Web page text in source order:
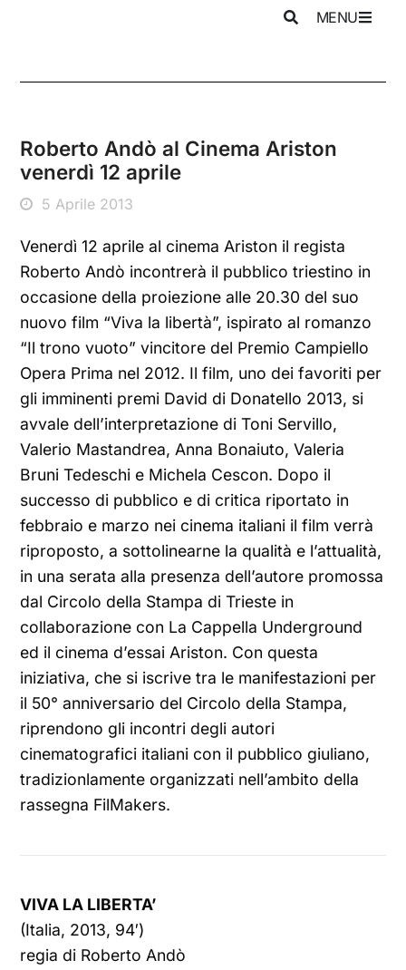
MENU
Roberto Andò al Cinema Ariston
venerdì 12 aprile
5 Aprile 2013
Venerdì 12 aprile al cinema Ariston il regista
Roberto Andò incontrerà il pubblico triestino in
occasione della proiezione alle 20.30 del suo
nuovo film “Viva la libertà”, ispirato al romanzo
“Il trono vuoto” vincitore del Premio Campiello
Opera Prima nel 2012. Il film, uno dei favoriti per
gli imminenti premi David di Donatello 2013, si
avvale dell’interpretazione di Toni Servillo,
Valerio Mastandrea, Anna Bonaiuto, Valeria
Bruni Tedeschi e Michela Cescon. Dopo il
successo di pubblico e di critica riportato in
febbraio e marzo nei cinema italiani il film verrà
riproposto, a sottolinearne la qualità e l’attualità,
in una serata alla presenza dell’autore promossa
dal Circolo della Stampa di Trieste in
collaborazione con La Cappella Underground
ed il cinema d’essai Ariston. Con questa
iniziativa, che si iscrive tra le manifestazioni per
il 50° anniversario del Circolo della Stampa,
riprendono gli incontri degli autori
cinematografici italiani con il pubblico giuliano,
tradizionlamente organizzati nell’ambito della
rassegna FilMakers.
VIVA LA LIBERTA’
(Italia, 2013, 94′)
regia di Roberto Andò